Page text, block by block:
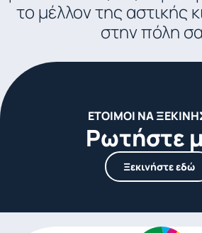
το μέλλον της αστικής
στην πόλη
ΈΤΟΙΜΟΙ ΝΑ
Ρωτήστε
Ξεκινήστε εδώ